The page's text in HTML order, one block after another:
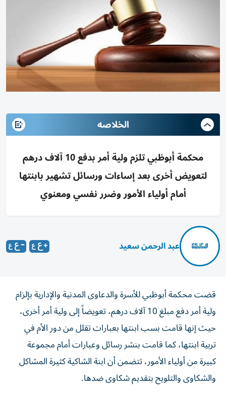
الخلاصه
محكمة أبوظبي تلزم ولية أمر بدفع 10 آلاف درهم
لتعويض أخرى بعد إساءات ورسائل تشهير بابنتها
أمام أولياء الأمور وضرر نفسي ومعنوي
عبد الرحمن سعيد
قضت محكمة أبوظبي للأسرة والدعاوى المدنية والإدارية بإلزام
ولية أمر دفع مبلغ 10 آلاف درهم، تعويضاً إلى ولية أمر أخرى،
حيث إنها قامت بسب ابنتها بعبارات تقلل من دور الأم في
تربية ابنتها، كما قامت بنشر رسائل وعبارات أمام مجموعة
كبيرة من أولياء الأمور، تتضمن أن ابنة الشاكية كثيرة المشاكل
والشكاوى والتلويح بتقديم شكاوى ضدها.